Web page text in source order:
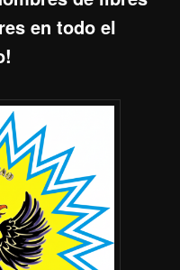
en todo el